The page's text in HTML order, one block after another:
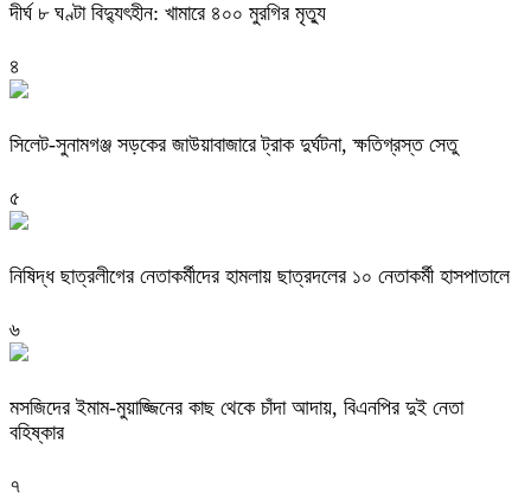
দীর্ঘ ৮ ঘণ্টা বিদ্যুৎহীন: খামারে ৪০০ মুরগির মৃত্যু
৪
‎সিলেট-সুনামগঞ্জ সড়কের জাউয়াবাজারে ট্রাক দুর্ঘটনা, ক্ষতিগ্রস্ত সেতু
৫
নিষিদ্ধ ছাত্রলীগের নেতাকর্মীদের হামলায় ছাত্রদলের ১০ নেতাকর্মী হাসপাতালে
৬
মসজিদের ইমাম-মুয়াজ্জিনের কাছ থেকে চাঁদা আদায়, বিএনপির দুই নেতা
বহিষ্কার
৭